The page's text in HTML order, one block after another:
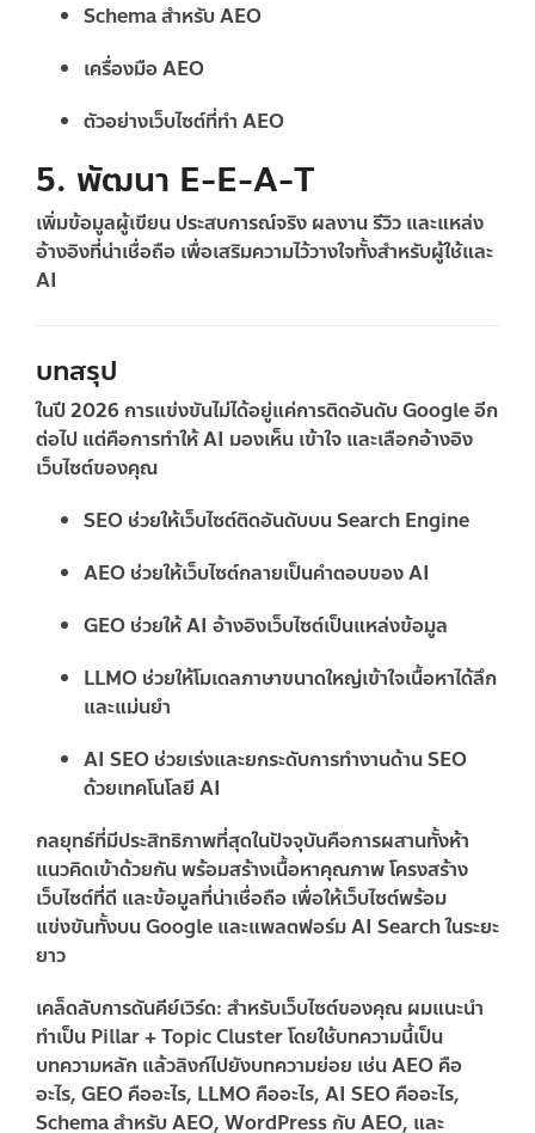
Schema สำหรับ AEO
เครื่องมือ AEO
ตัวอย่างเว็บไซต์ที่ทำ AEO
5. พัฒนา E-E-A-T
เพิ่มข้อมูลผู้เขียน ประสบการณ์จริง ผลงาน รีวิว และแหล่ง
อ้างอิงที่น่าเชื่อถือ เพื่อเสริมความไว้วางใจทั้งสำหรับผู้ใช้และ
AI
บทสรุป
ในปี 2026 การแข่งขันไม่ได้อยู่แค่การติดอันดับ Google อีก
ต่อไป แต่คือการทำให้ AI มองเห็น เข้าใจ และเลือกอ้างอิง
เว็บไซต์ของคุณ
SEO ช่วยให้เว็บไซต์ติดอันดับบน Search Engine
AEO ช่วยให้เว็บไซต์กลายเป็นคำตอบของ AI
GEO ช่วยให้ AI อ้างอิงเว็บไซต์เป็นแหล่งข้อมูล
LLMO ช่วยให้โมเดลภาษาขนาดใหญ่เข้าใจเนื้อหาได้ลึก
และแม่นยำ
AI SEO ช่วยเร่งและยกระดับการทำงานด้าน SEO
ด้วยเทคโนโลยี AI
กลยุทธ์ที่มีประสิทธิภาพที่สุดในปัจจุบันคือการผสานทั้งห้า
แนวคิดเข้าด้วยกัน พร้อมสร้างเนื้อหาคุณภาพ โครงสร้าง
เว็บไซต์ที่ดี และข้อมูลที่น่าเชื่อถือ เพื่อให้เว็บไซต์พร้อม
แข่งขันทั้งบน Google และแพลตฟอร์ม AI Search ในระยะ
ยาว
เคล็ดลับการดันคีย์เวิร์ด: สำหรับเว็บไซต์ของคุณ ผมแนะนำ
ทำเป็น Pillar + Topic Clusterโดยใช้บทความนี้เป็น
บทความหลัก แล้วลิงก์ไปยังบทความย่อย เช่นAEO คือ
อะไร, GEO คืออะไร, LLMO คืออะไร, AI SEO คืออะไร,
Schema สำหรับ AEO, WordPress กับ AEO, และ